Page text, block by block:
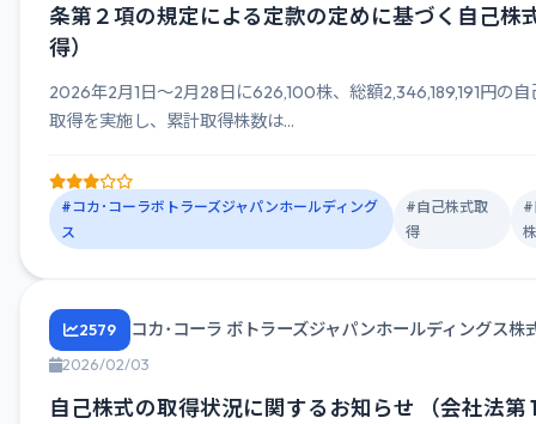
条第２項の規定による定款の定めに基づく自己株
得）
2026年2月1日～2月28日に626,100株、総額2,346,189,191円の自
取得を実施し、累計取得株数は...
#コカ･コーラボトラーズジャパンホールディング
ス
#自己株式取
得
#
2579 コカ･コーラ ボトラーズジャパンホールディングス株
2026/02/03
自己株式の取得状況に関するお知らせ （会社法第